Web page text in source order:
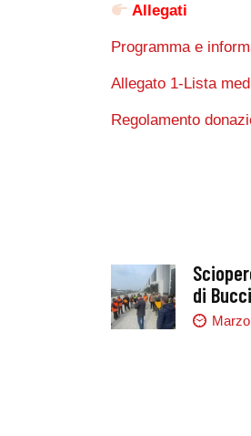
Allegati
Programma e
Allegato 1-Lista
Regolamento
di